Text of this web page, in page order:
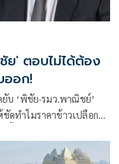
ย' ตอบไม่ได้ต้อง
ออก!
บ ‘พิชัย-รมว.พาณิชย์’
ดทำไมราคาข้าวเปลือก
งอิ๊ง’ ปรับออก